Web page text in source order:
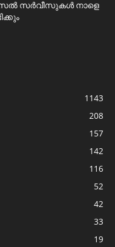
സർവീസുകൾ നാളെ
1143
208
157
142
116
52
42
33
19